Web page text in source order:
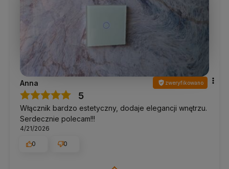
Anna zweryfikowano
5
Włącznik bardzo estetyczny, dodaje elegancji wnętrzu.
Serdecznie polecam!!!
4/21/2026
0
0